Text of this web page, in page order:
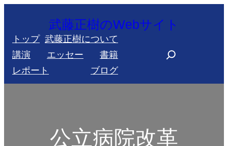
を
ス
キ
武藤正樹のWebサイト
トップ 武藤正樹について
講演
エッセー
書籍
レポート
ブログ
公立病院改革